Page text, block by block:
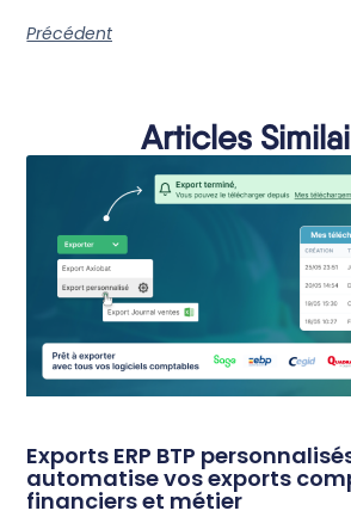
Précédent
Articles
Exports ERP BTP
automatise vos exports
financiers et métier